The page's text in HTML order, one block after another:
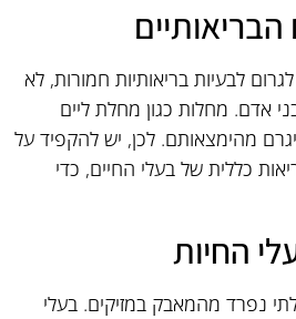
לבעיות בריאותיות חמורות, לא
אדם. מחלות כגון מחלת ליים
מהימצאותם. לכן, יש להקפיד על
כללית של בעלי החיים, כדי
החיות
נפרד מהמאבק במזיקים. בעלי